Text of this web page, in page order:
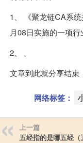
1、 《聚龙链CA系
月08日实施的一项行
2、 。
文章到此就分享结束
网络标签：
上一篇
五经指的是哪五经（